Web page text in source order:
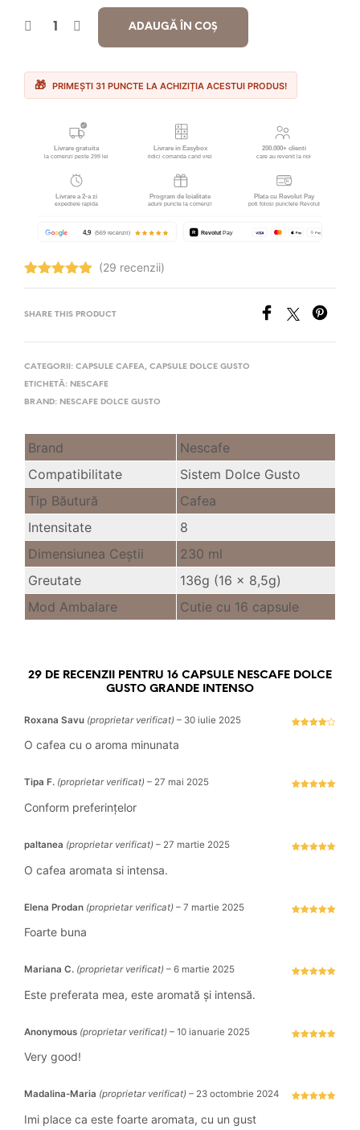
ADAUGĂ ÎN COȘ
PRIMEȘTI 31 PUNCTE LA ACHIZIȚIA ACESTUI PRODUS!
Evaluat la
din 5
(29 recenzii)
SHARE THIS PRODUCT
CATEGORII: CAPSULE CAFEA, CAPSULE DOLCE GUSTO
ETICHETĂ: NESCAFE
BRAND: NESCAFE DOLCE GUSTO
Brand
Nescafe
Compatibilitate
Sistem Dolce Gusto
Tip Băutură
Cafea
Intensitate
8
Dimensiunea Ceştii
230 ml
Greutate
136g (16 x 8,5g)
Mod Ambalare
Cutie cu 16 capsule
29 DE RECENZII PENTRU 16 CAPSULE NESCAFE DOLCE
GUSTO GRANDE INTENSO
Roxana Savu (proprietar verificat) – 30 iulie 2025
O cafea cu o aroma minunata
Tipa F. (proprietar verificat) – 27 mai 2025
Conform preferințelor
paltanea (proprietar verificat) – 27 martie 2025
O cafea aromata si intensa.
Elena Prodan (proprietar verificat) – 7 martie 2025
Foarte buna
Mariana C. (proprietar verificat) – 6 martie 2025
Este preferata mea, este aromată și intensă.
Anonymous (proprietar verificat) – 10 ianuarie 2025
Very good!
Madalina-Maria (proprietar verificat) – 23 octombrie 2024
Imi place ca este foarte aromata, cu un gust